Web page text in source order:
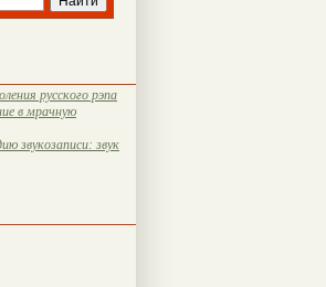
русского рэпа
в мрачную
звукозаписи: звук